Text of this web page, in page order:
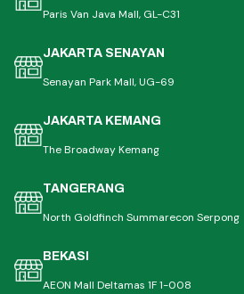
Paris Van Java Mall, GL-C31
JAKARTA SENAYAN
Senayan Park Mall, UG-69
JAKARTA KEMANG
The Broadway Kemang
TANGERANG
North Goldfinch Summarecon Serpong
BEKASI
AEON Mall Deltamas 1F 1-008